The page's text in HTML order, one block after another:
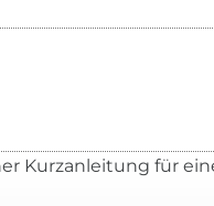
Kurzanleitung für